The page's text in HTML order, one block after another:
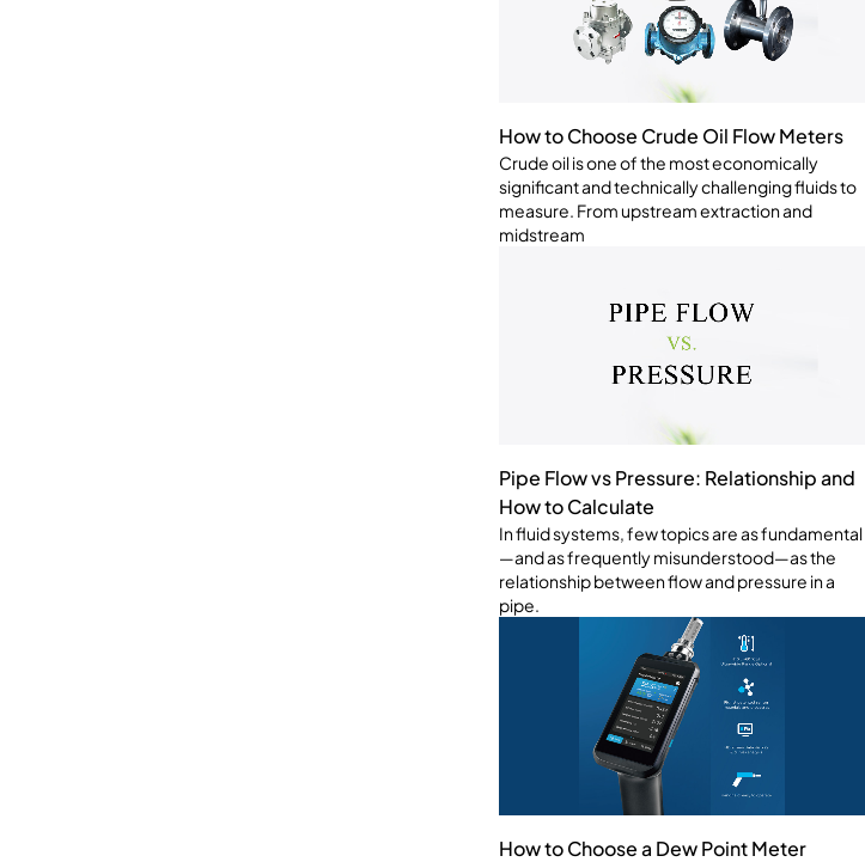
How to Choose Crude Oil Flow Meters
Crude oil is one of the most economically
significant and technically challenging fluids to
measure. From upstream extraction and
midstream
Pipe Flow vs Pressure: Relationship and
How to Calculate
In fluid systems, few topics are as fundamental
—and as frequently misunderstood—as the
relationship between flow and pressure in a
pipe.
How to Choose a Dew Point Meter